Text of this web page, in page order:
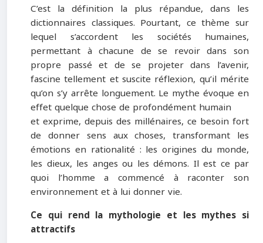
C’est la définition la plus répandue, dans les
dictionnaires classiques. Pourtant, ce thème sur
lequel s’accordent les sociétés humaines,
permettant à chacune de se revoir dans son
propre passé et de se projeter dans l’avenir,
fascine tellement et suscite réflexion, qu’il mérite
qu’on s’y arrête longuement. Le mythe évoque en
effet quelque chose de profondément humain
et exprime, depuis des millénaires, ce besoin fort
de donner sens aux choses, transformant les
émotions en rationalité : les origines du monde,
les dieux, les anges ou les démons. Il est ce par
quoi l’homme a commencé à raconter son
environnement et à lui donner vie.
Ce qui rend la mythologie et les mythes si
attractifs